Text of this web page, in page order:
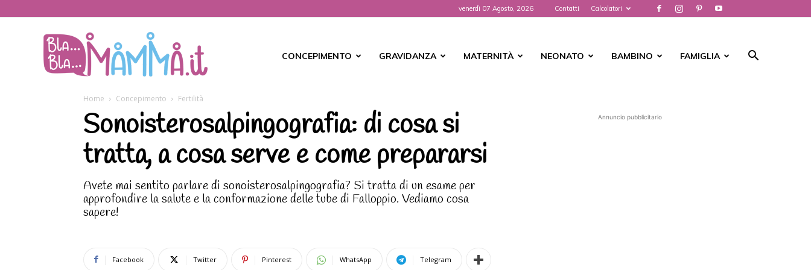
venerdì 07 Agosto, 2026 Contatti Calcolatori
CONCEPIMENTO GRAVIDANZA MATERNITÀ NEONATO BAMBINO FAMIGLIA
Home Concepimento Fertilità
Sonoisterosalpingografia: di cosa si
tratta, a cosa serve e come prepararsi
Avete mai sentito parlare di sonoisterosalpingografia? Si tratta di un esame per
approfondire la salute e la conformazione delle tube di Falloppio. Vediamo cosa
sapere!
Facebook Twitter Pinterest WhatsApp Telegram
Annuncio pubblicitario